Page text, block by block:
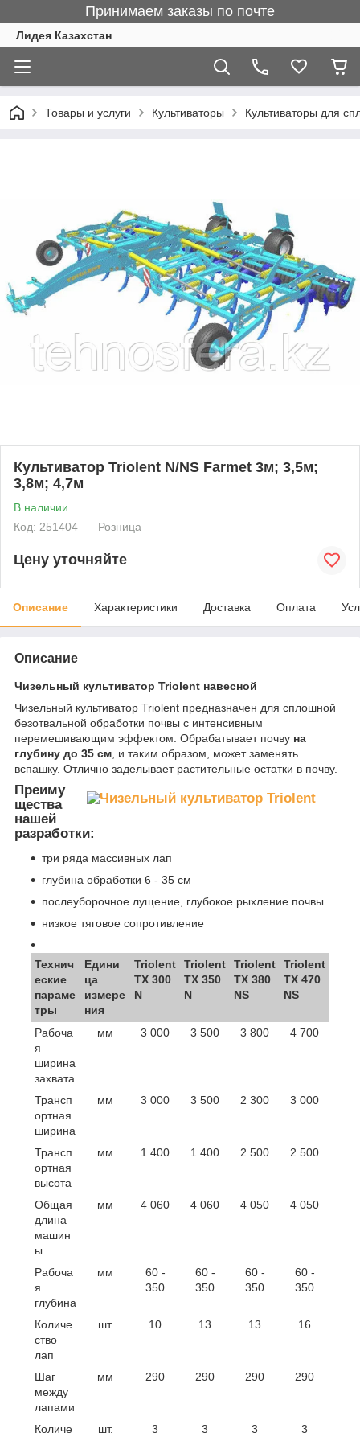
Принимаем заказы по почте
Лидея Казахстан
Товары и услуги Культиваторы Культиваторы для
Культиватор Triolent N/NS Farmet 3м; 3,5м;
3,8м; 4,7м
В наличии
Код: 251404
Розница
Цену уточняйте
Описание Характеристики Доставка Оплата
Описание
Чизельный культиватор Triolent навесной
Чизельный культиватор Triolent предназначен для сплошной
безотвальной обработки почвы с интенсивным
перемешивающим эффектом. Обрабатывает почву на
глубину до 35 см , и таким образом, может заменять
вспашку. Отлично заделывает растительные остатки в почву.
Преиму
щества
нашей
разработки:
три ряда массивных лап
глубина обработки 6 - 35 см
послеуборочное лущение, глубокое рыхление почвы
низкое тяговое сопротивление
Технич
еские
параме
тры
Едини
ца
измере
ния
Triolent
TX 300
N
Triolent
TX 350
N
Triolent
TX 380
NS
Triolent
TX 470
NS
Рабоча
я
ширина
захвата
мм 3 000 3 500 3 800 4 700
Трансп
ортная
ширина
мм 3 000 3 500 2 300 3 000
Трансп
ортная
высота
мм 1 400 1 400 2 500 2 500
Общая
длина
машин
ы
мм 4 060 4 060 4 050 4 050
Рабоча
я
глубина
мм
60 -
350
60 -
350
60 -
350
60 -
350
Количе
ство
лап
шт. 10 13 13 16
Шаг
между
лапами
мм 290 290 290 290
Количе
шт. 3 3 3 3